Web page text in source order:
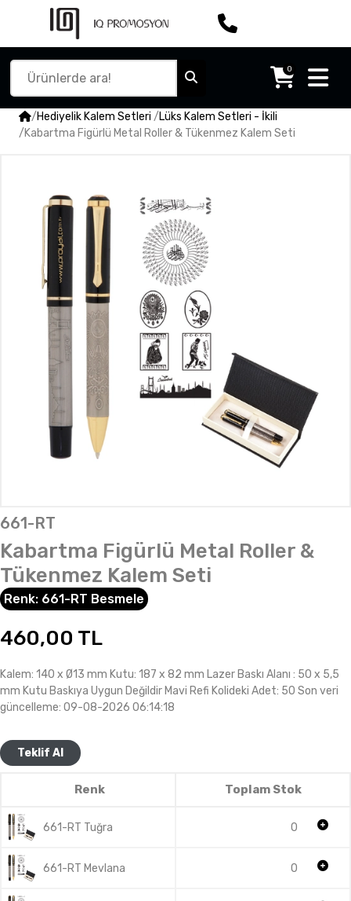
0
/Hediyelik Kalem Setleri /Lüks Kalem Setleri - İkili
/Kabartma Figürlü Metal Roller & Tükenmez Kalem Seti
661-RT
Kabartma Figürlü Metal Roller &
Tükenmez Kalem Seti
Renk: 661-RT Besmele
460,00 TL
Kalem: 140 x Ø13 mm Kutu: 187 x 82 mm Lazer Baskı Alanı : 50 x 5,5
mm Kutu Baskıya Uygun Değildir Mavi Refi Kolideki Adet: 50 Son veri
güncelleme: 09-08-2026 06:14:18
Teklif Al
Renk Toplam Stok
661-RT Tuğra 0
661-RT Mevlana 0